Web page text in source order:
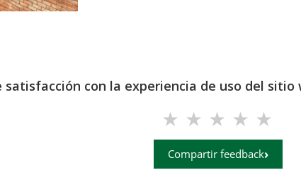
satisfacción con la experiencia de uso del sitio